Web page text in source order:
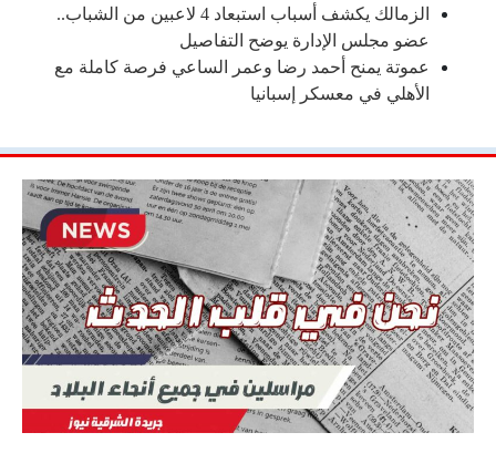
الزمالك يكشف أسباب استبعاد 4 لاعبين من الشباب..
عضو مجلس الإدارة يوضح التفاصيل
عموتة يمنح أحمد رضا وعمر الساعي فرصة كاملة مع
الأهلي في معسكر إسبانيا